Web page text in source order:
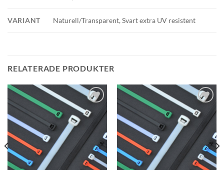
VARIANT Naturell/Transparent, Svart extra UV resistent
RELATERADE PRODUKTER
Add to
wishlist
Add to
wishlist